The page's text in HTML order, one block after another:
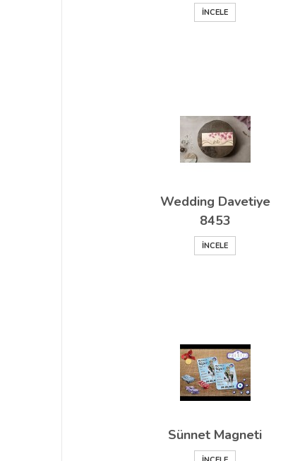
İNCELE
Wedding Davetiye
8453
İNCELE
Sünnet Magneti